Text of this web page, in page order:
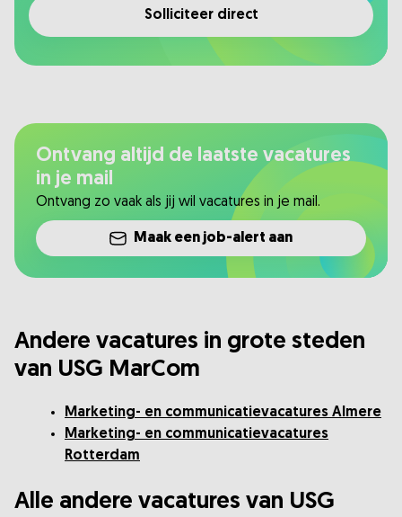
Ontvang altijd de laatste vacatures
in je mail
Ontvang zo vaak als jij wil vacatures in je mail.
Maak een job-alert aan
Solliciteer direct
Andere vacatures in grote steden
van USG MarCom
Marketing- en communicatievacatures Almere
Marketing- en communicatievacatures
Rotterdam
Alle andere vacatures van USG